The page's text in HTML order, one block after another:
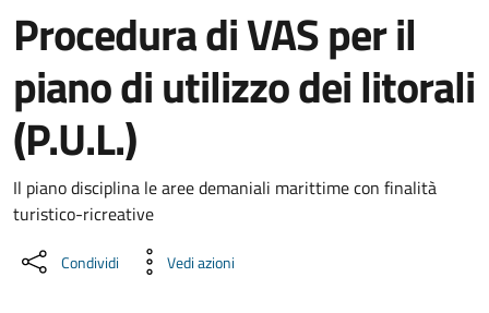
Procedura di VAS per il
piano di utilizzo dei litorali
(P.U.L.)
Dettaglio del documento
Il piano disciplina le aree demaniali marittime con finalità
turistico-ricreative
Condividi Vedi azioni